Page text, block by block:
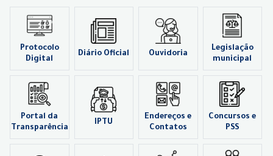
Protocolo
Digital
Diário Oficial Ouvidoria
Legislação
municipal
Portal da
Transparência
IPTU
Endereços e
Contatos
Concursos e
PSS